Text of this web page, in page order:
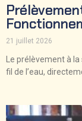
21 juillet 2026
Le prélèvement à
fil de l’eau,